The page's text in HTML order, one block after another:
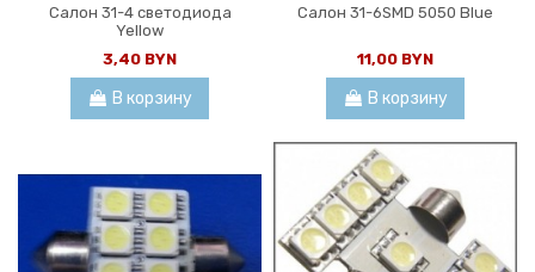
Салон 31-4 светодиода
Yellow
3,40 BYN
В корзину
Салон 31-6SMD 5050 Blue
11,00 BYN
В корзину